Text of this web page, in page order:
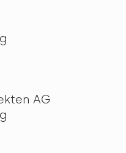
AG